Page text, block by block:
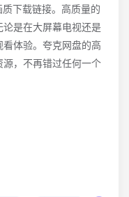
下载链接。高质量的
是在大屏幕电视还是
体验。夸克网盘的高
，不再错过任何一个